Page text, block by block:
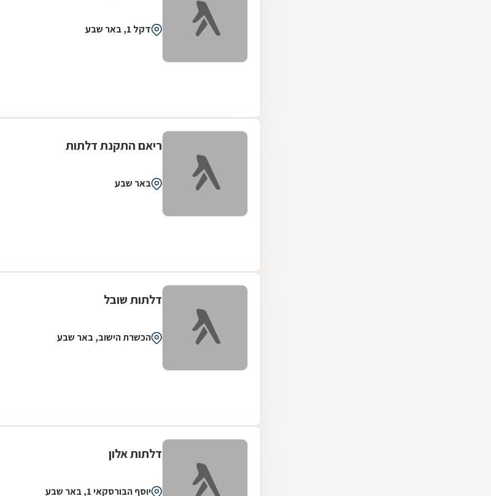
דקל 1, באר שבע
ריאם התקנת דלתות
באר שבע
דלתות שובל
הכשרת הישוב, באר שבע
דלתות אלון
יוסף הבורסקאי 1, באר שבע